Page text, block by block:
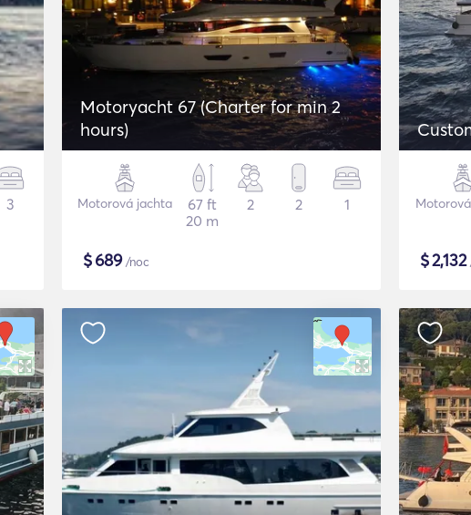
3
Motoryacht 67 (Charter for min 2
hours)
Motorová jachta
67 ft
20 m
2 2 1
$689/noc $2,132